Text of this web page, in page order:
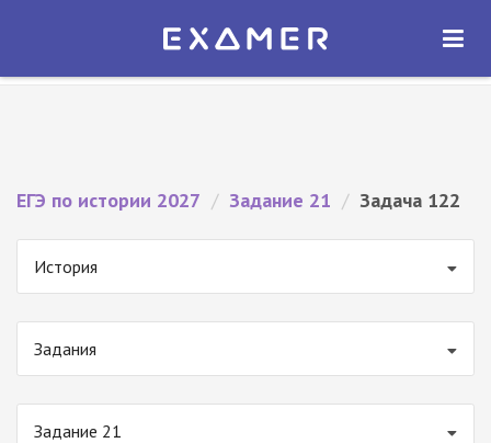
Экзамер — ЕГЭ 2027
ОТКРЫТЬ
ЕГЭ по истории 2027 / Задание 21 / Задача 122
История
Задания
Задание 21